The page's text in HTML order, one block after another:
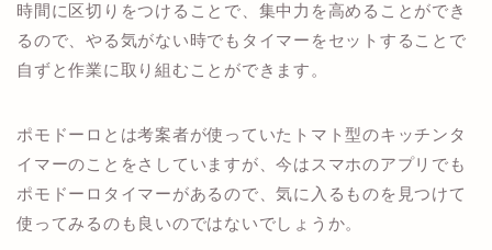
時間に区切りをつけることで、集中力を高めることができ
るので、やる気がない時でもタイマーをセットすることで
自ずと作業に取り組むことができます。
ポモドーロとは考案者が使っていたトマト型のキッチンタ
イマーのことをさしていますが、今はスマホのアプリでも
ポモドーロタイマーがあるので、気に入るものを見つけて
使ってみるのも良いのではないでしょうか。